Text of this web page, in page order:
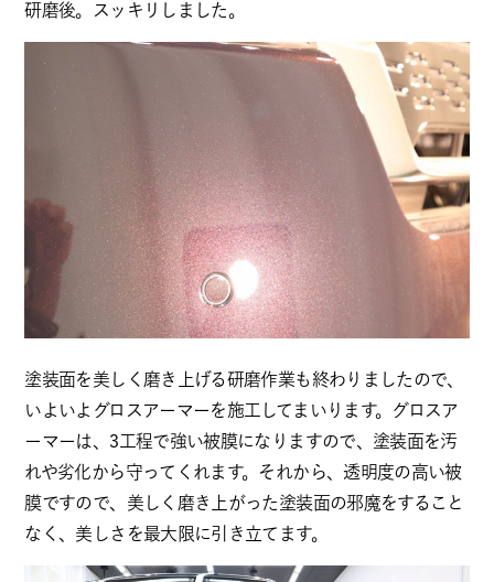
研磨後。スッキリしました。
塗装面を美しく磨き上げる研磨作業も終わりましたので、
いよいよグロスアーマーを施工してまいります。グロスア
ーマーは、3工程で強い被膜になりますので、塗装面を汚
れや劣化から守ってくれます。それから、透明度の高い被
膜ですので、美しく磨き上がった塗装面の邪魔をすること
なく、美しさを最大限に引き立てます。